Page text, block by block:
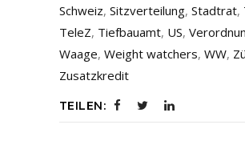
Schweiz, Sitzverteilung, Stadtrat,
TeleZ, Tiefbauamt, US,
Waage, Weight watchers, WW,
Zusatzkredit
TEILEN: